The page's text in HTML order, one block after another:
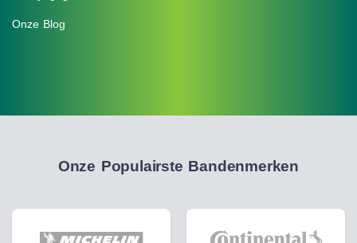
Onze Blog
Onze Populairste Bandenmerken